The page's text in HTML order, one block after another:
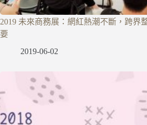
2019 未來商務展：網紅熱潮不斷，跨界
要
2019-06-02